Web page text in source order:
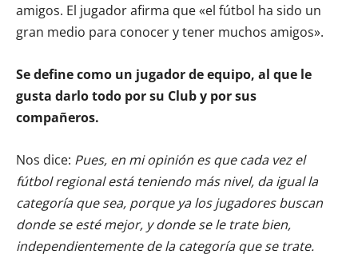
amigos. El jugador afirma que «el fútbol ha sido un
gran medio para conocer y tener muchos amigos».
Se define como un jugador de equipo, al que le
gusta darlo todo por su Club y por sus
compañeros.
Nos dice: Pues, en mi opinión es que cada vez el
fútbol regional está teniendo más nivel, da igual la
categoría que sea, porque ya los jugadores buscan
donde se esté mejor, y donde se le trate bien,
independientemente de la categoría que se trate.